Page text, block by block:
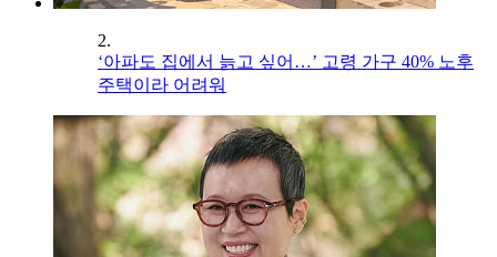
2.
‘아파도 집에서 늙고 싶어…’ 고령 가구 40% 노후
주택이라 어려워